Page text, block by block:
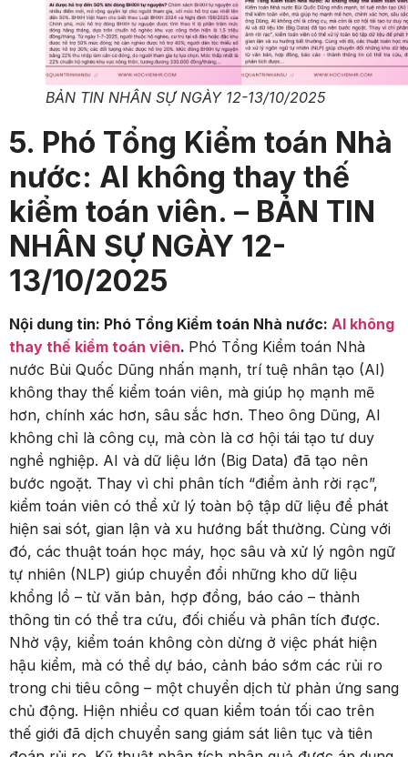
BẢN TIN NHÂN SỰ NGÀY 12-13/10/2025
5. Phó Tổng Kiểm toán Nhà
nước: AI không thay thế
kiểm toán viên. – BẢN TIN
NHÂN SỰ NGÀY 12-
13/10/2025
Nội dung tin: Phó Tổng Kiểm toán Nhà nước: AI không
thay thế kiểm toán viên. Phó Tổng Kiểm toán Nhà
nước Bùi Quốc Dũng nhấn mạnh, trí tuệ nhân tạo (AI)
không thay thế kiểm toán viên, mà giúp họ mạnh mẽ
hơn, chính xác hơn, sâu sắc hơn. Theo ông Dũng, AI
không chỉ là công cụ, mà còn là cơ hội tái tạo tư duy
nghề nghiệp. AI và dữ liệu lớn (Big Data) đã tạo nên
bước ngoặt. Thay vì chỉ phân tích “điểm ảnh rời rạc”,
kiểm toán viên có thể xử lý toàn bộ tập dữ liệu để phát
hiện sai sót, gian lận và xu hướng bất thường. Cùng với
đó, các thuật toán học máy, học sâu và xử lý ngôn ngữ
tự nhiên (NLP) giúp chuyển đổi những kho dữ liệu
khổng lồ – từ văn bản, hợp đồng, báo cáo – thành
thông tin có thể tra cứu, đối chiếu và phân tích được.
Nhờ vậy, kiểm toán không còn dừng ở việc phát hiện
hậu kiểm, mà có thể dự báo, cảnh báo sớm các rủi ro
trong chi tiêu công – một chuyển dịch từ phản ứng sang
chủ động. Hiện nhiều cơ quan kiểm toán tối cao trên
thế giới đã dịch chuyển sang giám sát liên tục và tiên